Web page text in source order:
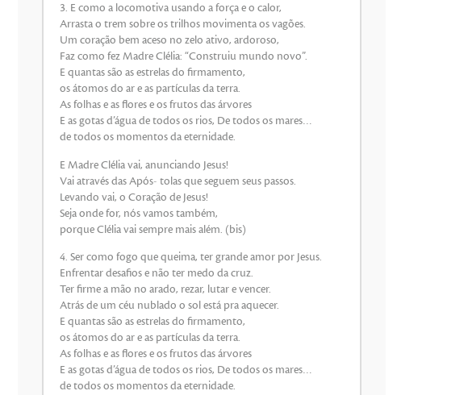
3. E como a locomotiva usando a força e o calor,
Arrasta o trem sobre os trilhos movimenta os vagões.
Um coração bem aceso no zelo ativo, ardoroso,
Faz como fez Madre Clélia: “Construiu mundo novo”.
E quantas são as estrelas do firmamento,
os átomos do ar e as partículas da terra.
As folhas e as flores e os frutos das árvores
E as gotas d’água de todos os rios, De todos os mares…
de todos os momentos da eternidade.
E Madre Clélia vai, anunciando Jesus!
Vai através das Após- tolas que seguem seus passos.
Levando vai, o Coração de Jesus!
Seja onde for, nós vamos também,
porque Clélia vai sempre mais além. (bis)
4. Ser como fogo que queima, ter grande amor por Jesus.
Enfrentar desafios e não ter medo da cruz.
Ter firme a mão no arado, rezar, lutar e vencer.
Atrás de um céu nublado o sol está pra aquecer.
E quantas são as estrelas do firmamento,
os átomos do ar e as partículas da terra.
As folhas e as flores e os frutos das árvores
E as gotas d’água de todos os rios, De todos os mares…
de todos os momentos da eternidade.